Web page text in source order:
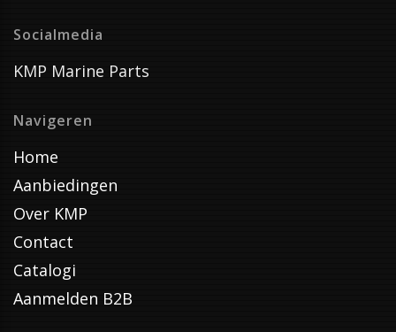
Socialmedia
KMP Marine Parts
Navigeren
Home
Aanbiedingen
Over KMP
Contact
Catalogi
Aanmelden B2B